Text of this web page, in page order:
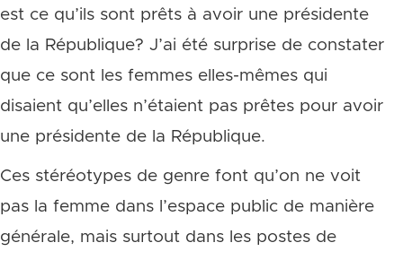
est ce qu’ils sont prêts à avoir une présidente
de la République? J’ai été surprise de constater
que ce sont les femmes elles-mêmes qui
disaient qu’elles n’étaient pas prêtes pour avoir
une présidente de la République.
Ces stéréotypes de genre font qu’on ne voit
pas la femme dans l’espace public de manière
générale, mais surtout dans les postes de